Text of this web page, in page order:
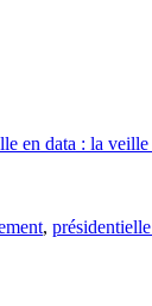
en data : la
,